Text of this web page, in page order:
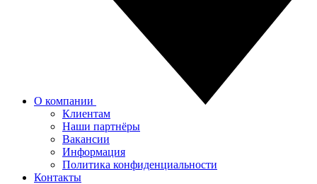
О компании
Клиентам
Наши партнёры
Вакансии
Информация
Политика конфиденциальности
Контакты